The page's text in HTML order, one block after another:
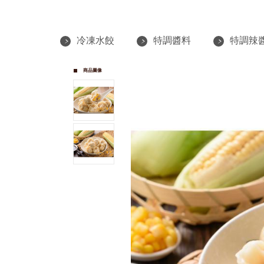
冷凍水餃 特調醬料 特調辣
商品圖像